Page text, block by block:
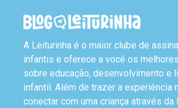
A Leiturinha é o maior clube de
infantis e oferece a você os
sobre educação, desenvolvimento e
infantil. Além de trazer a experiência
conectar com uma criança através da